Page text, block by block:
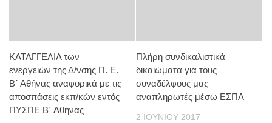
ΚΑΤΑΓΓΕΛΙΑ των
ενεργειών της Δ/νσης Π. Ε.
Β΄ Αθήνας αναφορικά με τις
αποσπάσεις εκπ/κών εντός
ΠΥΣΠΕ Β΄ Αθήνας
Πλήρη συνδικαλιστικά
δικαιώματα για τους
συναδέλφους μας
αναπληρωτές μέσω ΕΣΠΑ
2 ΙΟΥΝΊΟΥ 2017